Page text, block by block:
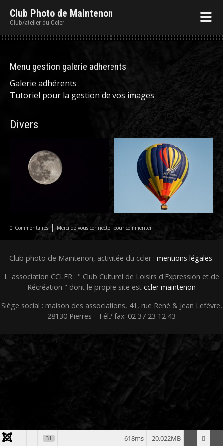
Club Photo de Maintenon
Club/atelier du Ccler
Menu gestion galerie adherents
Galerie adhérents
Tutoriel pour la gestion de vos images
Divers
0 Commentaires | Merci de vous connecter pour commenter
Club photo de Maintenon, activitée du ccler : mentions légales.
L' association CCLER : " Club Culturel de Loisirs d'Expression et de
Récréation " dont le propre site est ccler maintenon
Siège social : maison des associations, 41, rue René & Jean Lefèvre,
28130 Pierres - Tél./ fax: 02 37 23 12 43
31 20.022MB
618ms